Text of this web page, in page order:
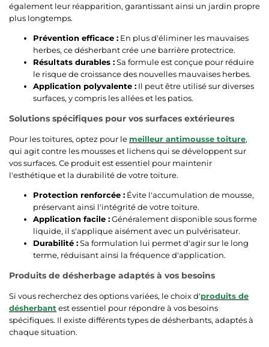
également leur réapparition, garantissant ainsi un jardin propre
plus longtemps.
Prévention efficace : En plus d'éliminer les mauvaises
herbes, ce désherbant crée une barrière protectrice.
Résultats durables :Sa formule est conçue pour réduire
le risque de croissance des nouvelles mauvaises herbes.
Application polyvalente : Il peut être utilisé sur diverses
surfaces, y compris les allées et les patios.
Solutions spécifiques pour vos surfaces extérieures
Pour les toitures, optez pour le meilleur antimousse toiture,
qui agit contre les mousses et lichens qui se développent sur
vos surfaces. Ce produit est essentiel pour maintenir
l'esthétique et la durabilité de votre toiture.
Protection renforcée : Évite l'accumulation de mousse,
préservant ainsi l'intégrité de votre toiture.
Application facile :Généralement disponible sous forme
liquide, il s'applique aisément avec un pulvérisateur.
Durabilité :Sa formulation lui permet d'agir sur le long
terme, réduisant ainsi la fréquence d'application.
Produits de désherbage adaptés à vos besoins
Si vous recherchez des options variées, le choix d'produits de
désherbant est essentiel pour répondre à vos besoins
spécifiques. Il existe différents types de désherbants, adaptés à
chaque situation.